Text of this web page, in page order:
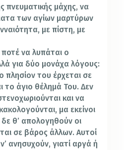
πνευματικής μάχης, να
των αγίων μαρτύρων
με πίστη, με
ποτέ να λυπάται ο
για δύο μονάχα λόγους:
πλησίον του έρχεται σε
το άγιο θέλημά Του. Δεν
και να
μα εκείνοι
θ’ απολογηθούν οι
σε βάρος άλλων. Αυτοί
ανησυχούν, γιατί αργά ή